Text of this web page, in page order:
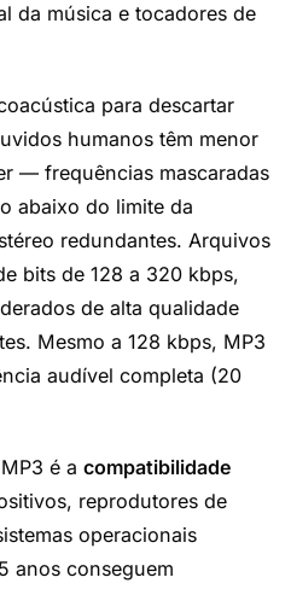
da música e tocadores de
para descartar
humanos têm menor
— frequências mascaradas
abaixo do limite da
redundantes. Arquivos
bits de 128 a 320 kbps,
de alta qualidade
Mesmo a 128 kbps, MP3
audível completa (20
é a compatibilidade
reprodutores de
operacionais
anos conseguem